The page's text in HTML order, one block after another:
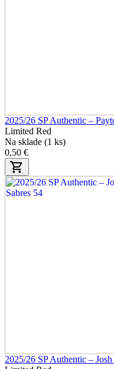
2025/26 SP Authentic –
Limited Red
Na sklade (1 ks)
0,50 €
2025/26 SP Authentic –